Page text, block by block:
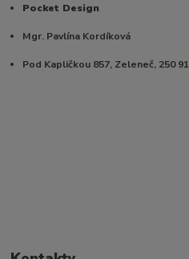
Pocket Design
Mgr. Pavlína Kordíková
Pod Kapličkou 857, Zeleneč, 250 91